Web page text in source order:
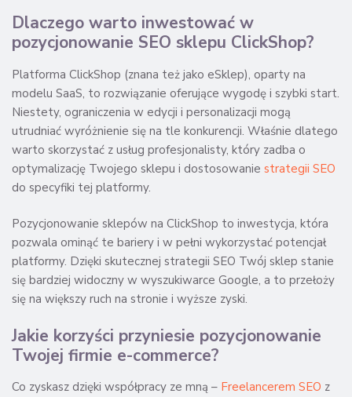
Dlaczego warto inwestować w
pozycjonowanie SEO sklepu ClickShop?
Platforma ClickShop (znana też jako eSklep), oparty na
modelu SaaS, to rozwiązanie oferujące wygodę i szybki start.
Niestety, ograniczenia w edycji i personalizacji mogą
utrudniać wyróżnienie się na tle konkurencji. Właśnie dlatego
warto skorzystać z usług profesjonalisty, który zadba o
optymalizację Twojego sklepu i dostosowanie strategii SEO
do specyfiki tej platformy.
Pozycjonowanie sklepów na ClickShop to inwestycja, która
pozwala ominąć te bariery i w pełni wykorzystać potencjał
platformy. Dzięki skutecznej strategii SEO Twój sklep stanie
się bardziej widoczny w wyszukiwarce Google, a to przełoży
się na większy ruch na stronie i wyższe zyski.
Jakie korzyści przyniesie pozycjonowanie
Twojej firmie e-commerce?
Co zyskasz dzięki współpracy ze mną – Freelancerem SEO z